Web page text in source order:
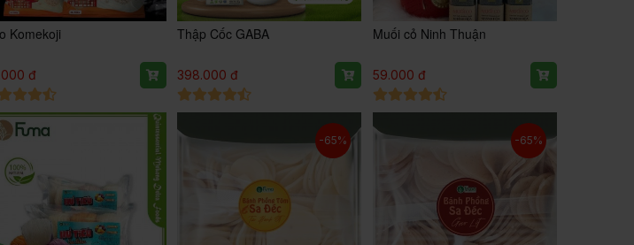
Komekoji
đ
Thập Cốc GABA
398.000 đ
Muối cỏ Ninh Thuận
59.000 đ
-65% -65%